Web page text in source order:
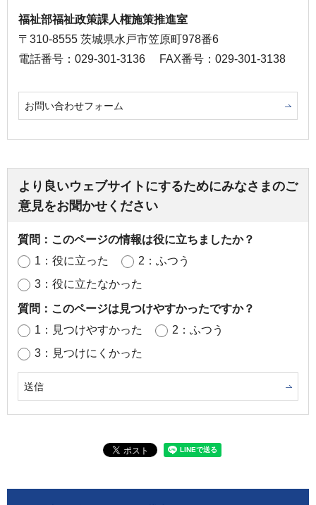
福祉部福祉政策課人権施策推進室
〒310-8555 茨城県水戸市笠原町978番6
電話番号：029-301-3136
FAX番号：029-301-3138
お問い合わせフォーム
より良いウェブサイトにするためにみなさまのご
意見をお聞かせください
質問：このページの情報は役に立ちましたか？
1：役に立った
2：ふつう
3：役に立たなかった
質問：このページは見つけやすかったですか？
1：見つけやすかった
2：ふつう
3：見つけにくかった